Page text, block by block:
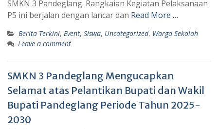
SMKN 3 Pandeglang. Rangkaian Kegiatan Pelaksanaan
P5 ini berjalan dengan lancar dan Read More …
Berita Terkini, Event, Siswa, Uncategorized, Warga Sekolah
Leave a comment
SMKN 3 Pandeglang Mengucapkan
Selamat atas Pelantikan Bupati dan Wakil
Bupati Pandeglang Periode Tahun 2025-
2030